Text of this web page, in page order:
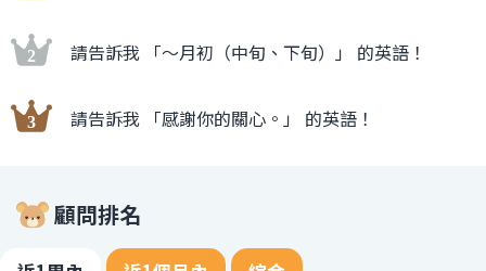
請告訴我 「〜月初（中旬、下旬）」 的英語！
請告訴我 「感謝你的關心。」 的英語！
顧問排名